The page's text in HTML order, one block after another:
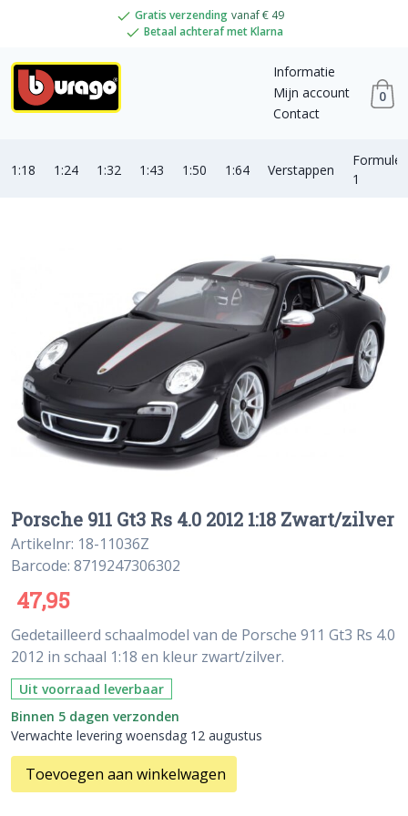
Gratis verzending vanaf € 49
Betaal achteraf met Klarna
Informatie
Mijn account
Contact
0
1:18 1:24 1:32 1:43 1:50 1:64 Verstappen
Formule
1
Porsche 911 Gt3 Rs 4.0 2012 1:18 Zwart/zilver
Artikelnr: 18-11036Z
Barcode: 8719247306302
47,95
Gedetailleerd schaalmodel van de Porsche 911 Gt3 Rs 4.0
2012 in schaal 1:18 en kleur zwart/zilver.
Uit voorraad leverbaar
Binnen 5 dagen verzonden
Verwachte levering woensdag 12 augustus
Toevoegen aan winkelwagen